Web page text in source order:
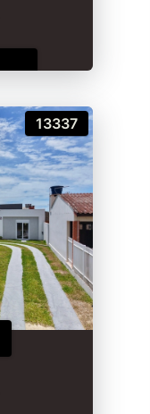
13337